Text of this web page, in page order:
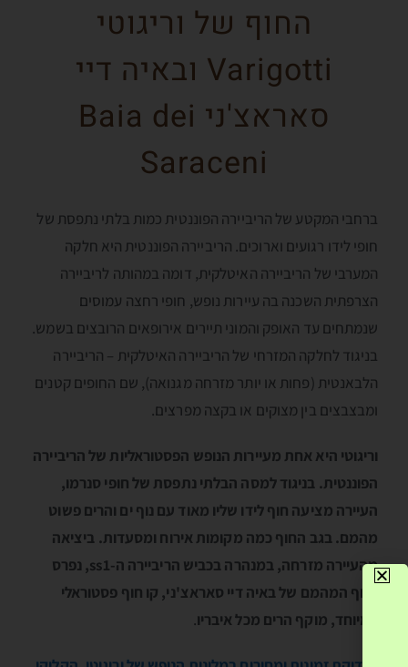
החוף של וריגוטי
Varigotti ובאיה דיי
סאראצ'ני Baia dei
Saraceni
ברחבי המקטע של הריביירה הפוננטית כמות בלתי נתפסת של
חופי לידו רגועים וארוכים. הריביירה הפוננטית היא חלקה
המערבי של הריביירה האיטלקית, דומה במהותה לריביירה
הצרפתית השכנה בה עיירות נופש, חופי רחצה עמוסים
שנמתחים עד האופק והמוני תיירים אירופאים הרובצים בשמש.
בניגוד לחלקה המזרחי של הריביירה האיטלקית – הריביירה
הלבאנטית (פחות או יותר מזרחה מגנואה), שם החופים קטנים
ומבצבצים בין מצוקים או בקצה מפרצים.
וריגוטי היא אחת מעיירות הנופש הפסטוראליות של הריביירה
הפוננטית. בניגוד למסה הבלתי נתפסת של חופי סנרמו,
העיירה מציעה חוף לידו שליו מאוד עם נוף ים והרים פשוט
מהמם. בגב החוף כמה מקומות אירוח ומסעדות. ביציאה
מהעיירה מזרחה, במנהרה בכביש הריביירה ה-ss1, נפרס
הנוף המהמם של באיה דיי סאראצ'ני, קו חוף פסטוראלי
במיוחד, מוקף הרים מכל איבריו.